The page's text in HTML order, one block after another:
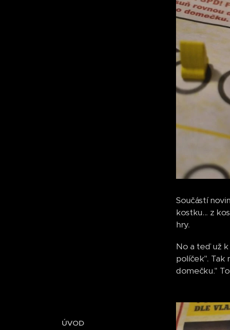
ÚVOD
Součástí
kostku... z
hry.
No a teď už
políček". Tak
domečku."